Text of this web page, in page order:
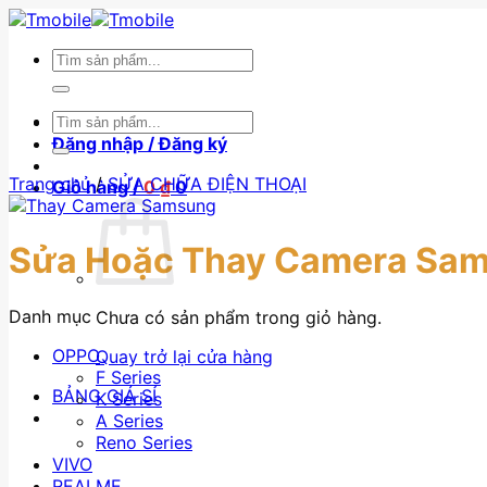
Skip
contentTìm
BẢNG GIÁ SỈ
Đăng nhập / Đăng ký
Giỏ hàng /0₫ 0
Chưa có sản phẩm trong giỏ hàng.
Quay trở lại cửa hàng
BẢNG GIÁ SỈ
Tìm
kiếm:
Trang chủ / SỬA CHỮA ĐIỆN THOẠI
Sửa Hoặc Thay Camera
Danh mục
OPPO
F Series
K Series
A Series
Reno Series
VIVO